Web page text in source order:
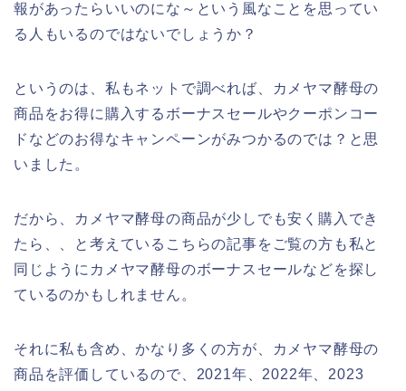
報があったらいいのにな～という風なことを思ってい
る人もいるのではないでしょうか？
というのは、私もネットで調べれば、カメヤマ酵母の
商品をお得に購入するボーナスセールやクーポンコー
ドなどのお得なキャンペーンがみつかるのでは？と思
いました。
だから、カメヤマ酵母の商品が少しでも安く購入でき
たら、、と考えているこちらの記事をご覧の方も私と
同じようにカメヤマ酵母のボーナスセールなどを探し
ているのかもしれません。
それに私も含め、かなり多くの方が、カメヤマ酵母の
商品を評価しているので、2021年、2022年、2023